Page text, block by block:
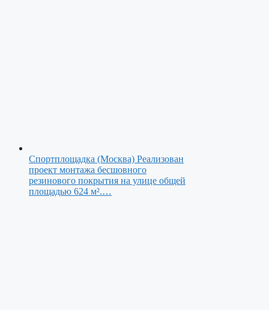
Спортплощадка (Москва) Реализован
проект монтажа бесшовного
резинового покрытия на улице общей
площадью 624 м².…